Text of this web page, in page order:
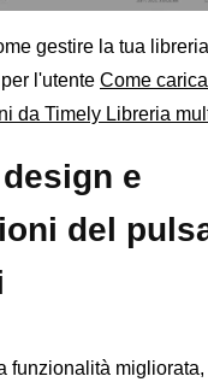
gestire la tua
l'utente Come
da Timely Libreria
e
del
funzionalità